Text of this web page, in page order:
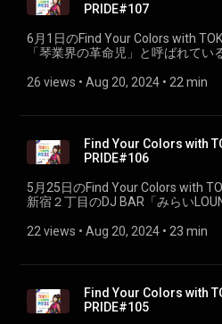
PRIDE#107
6月1日のFind Your Colors with
「琴業界の革命児」と呼ばれてい
ヨークでの活動、「サステナブル
26 views • Aug 20, 2024 • 22 min
Find Your Colors with
PRIDE#106
5月25日のFind Your Colors with
新宿２丁目のDJ BAR「みらい
22 views • Aug 20, 2024 • 23 min
Find Your Colors with
PRIDE#105